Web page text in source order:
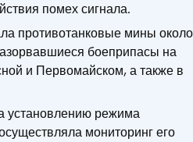
помех сигнала.
противотанковые мины около
боеприпасы на
и Первомайском, а также в
установлению режима
мониторинг его